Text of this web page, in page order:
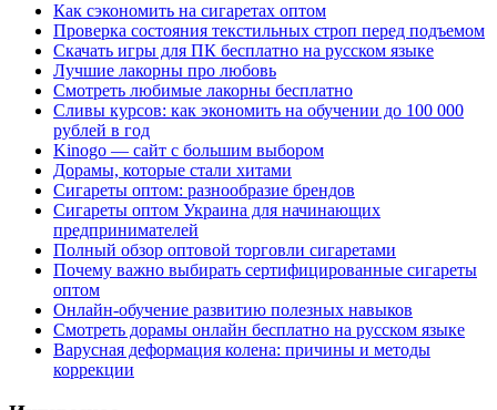
Как сэкономить на сигаретах оптом
Проверка состояния текстильных строп перед подъемом
Скачать игры для ПК бесплатно на русском языке
Лучшие лакорны про любовь
Смотреть любимые лакорны бесплатно
Сливы курсов: как экономить на обучении до 100 000
рублей в год
Kinogo — сайт с большим выбором
Дорамы, которые стали хитами
Сигареты оптом: разнообразие брендов
Сигареты оптом Украина для начинающих
предпринимателей
Полный обзор оптовой торговли сигаретами
Почему важно выбирать сертифицированные сигареты
оптом
Онлайн-обучение развитию полезных навыков
Смотреть дорамы онлайн бесплатно на русском языке
Варусная деформация колена: причины и методы
коррекции